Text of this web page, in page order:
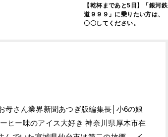
【乾杯まであと5日】「銀河鉄
道９９９」に乗りたい方は、
〇〇してください。
母さん業界新聞あつぎ版編集長│小6の娘
ヒー味のアイス大好き 神奈川県厚木市在